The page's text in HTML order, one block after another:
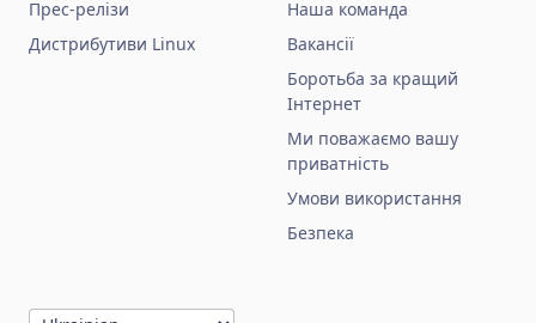
Прес-релізи
Дистрибутиви Linux
Наша команда
Вакансії
Боротьба за кращий
Інтернет
Ми поважаємо вашу
приватність
Умови використання
Безпека